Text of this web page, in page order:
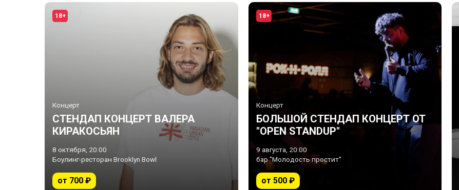
18+
Концерт
СТЕНДАП КОНЦЕРТ ВАЛЕРА
КИРАКОСЬЯН
8 октября, 20:00
Боулинг-ресторан Brooklyn Bowl
от 700 ₽
18+
Концерт
БОЛЬШОЙ СТЕНДАП КОНЦЕРТ ОТ
"OPEN STANDUP"
9 августа, 20:00
бар "Молодость простит"
от 500 ₽